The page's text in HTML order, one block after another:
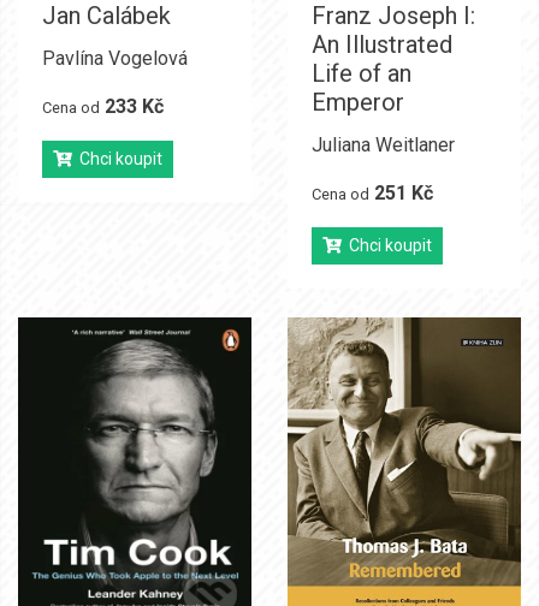
Jan Calábek
Pavlína Vogelová
Cena od 233 Kč
Chci koupit
Franz Joseph I:
An Illustrated
Life of an
Emperor
Juliana Weitlaner
Cena od 251 Kč
Chci koupit